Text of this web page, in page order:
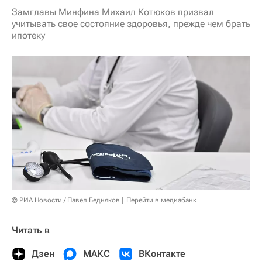
Замглавы Минфина Михаил Котюков призвал
учитывать свое состояние здоровья, прежде чем брать
ипотеку
© РИА Новости / Павел Бедняков Перейти в медиабанк
Читать в
Дзен МАКС ВКонтакте